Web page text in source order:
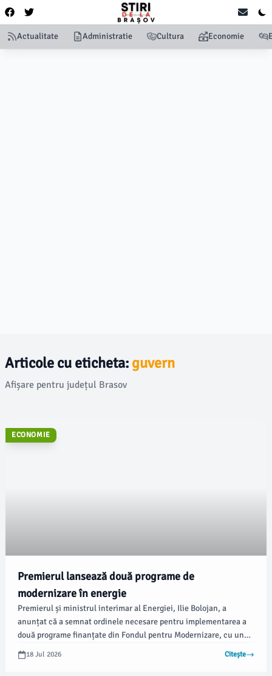
Actualitate Administratie Cultura Economie
Articole cu eticheta: guvern
Afișare pentru județul Brasov
ECONOMIE
Premierul lansează două programe de
modernizare în energie
Premierul și ministrul interimar al Energiei, Ilie Bolojan, a
anunțat că a semnat ordinele necesare pentru implementarea a
două programe finanțate din Fondul pentru Modernizare, cu un
buget total de 250 de milioane de euro. Anunțul a fost făcut
sâmbătă și vizează îmbunătățirea infrastructurii energetice.
18 Jul 2026 Citește